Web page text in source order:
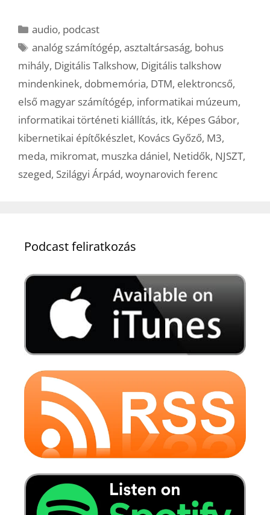
Kategória
audio, podcast
Címkék
analóg számítógép,asztaltársaság, bohus
mihály, Digitális Talkshow, Digitális talkshow
mindenkinek, dobmemória, DTM, elektroncső,
első magyar számítógép, informatikai múzeum,
informatikai történeti kiállítás, itk, Képes Gábor,
kibernetikai építőkészlet, Kovács Győző, M3,
meda, mikromat, muszka dániel, Netidők, NJSZT,
szeged, Szilágyi Árpád, woynarovich ferenc
Podcast feliratkozás